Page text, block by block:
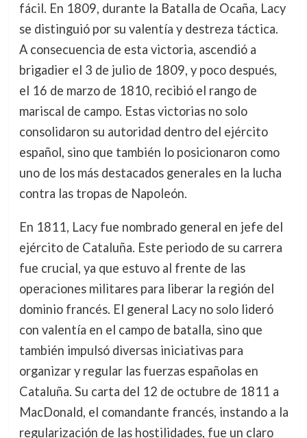
fácil. En 1809, durante la Batalla de Ocaña, Lacy
se distinguió por su valentía y destreza táctica.
A consecuencia de esta victoria, ascendió a
brigadier el 3 de julio de 1809, y poco después,
el 16 de marzo de 1810, recibió el rango de
mariscal de campo. Estas victorias no solo
consolidaron su autoridad dentro del ejército
español, sino que también lo posicionaron como
uno de los más destacados generales en la lucha
contra las tropas de Napoleón.
En 1811, Lacy fue nombrado general en jefe del
ejército de Cataluña. Este periodo de su carrera
fue crucial, ya que estuvo al frente de las
operaciones militares para liberar la región del
dominio francés. El general Lacy no solo lideró
con valentía en el campo de batalla, sino que
también impulsó diversas iniciativas para
organizar y regular las fuerzas españolas en
Cataluña. Su carta del 12 de octubre de 1811 a
MacDonald, el comandante francés, instando a la
regularización de las hostilidades, fue un claro